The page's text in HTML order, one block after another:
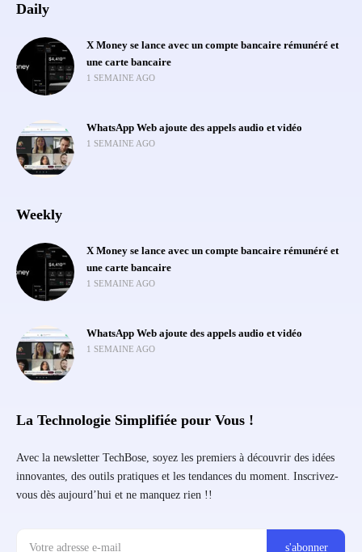
Daily
X Money se lance avec un compte bancaire rémunéré et
une carte bancaire
1 SEMAINE AGO
WhatsApp Web ajoute des appels audio et vidéo
1 SEMAINE AGO
Weekly
X Money se lance avec un compte bancaire rémunéré et
une carte bancaire
1 SEMAINE AGO
WhatsApp Web ajoute des appels audio et vidéo
1 SEMAINE AGO
La Technologie Simplifiée pour Vous !
Avec la newsletter TechBose, soyez les premiers à découvrir des idées
innovantes, des outils pratiques et les tendances du moment. Inscrivez-
vous dès aujourd’hui et ne manquez rien !!